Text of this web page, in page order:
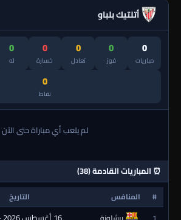
أتلتيك بلباو
0
مباريات
0
فوز
0
تعادل
0
خسارة
0
له
0
نقاط
لم يلعب أي مباراة حتى الآن
⏰ المباريات القادمة (38)
# المنافس التاريخ